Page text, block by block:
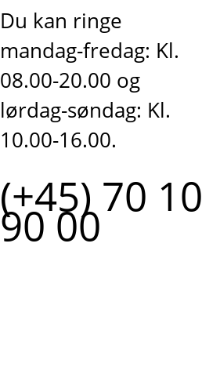
Du kan ringe
mandag-fredag: Kl.
08.00-20.00 og
lørdag-søndag: Kl.
10.00-16.00.
(+45) 70 10
90 00